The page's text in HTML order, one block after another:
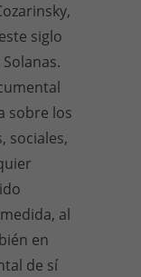
siglo
sobre los
sociales,
al
en
de sí